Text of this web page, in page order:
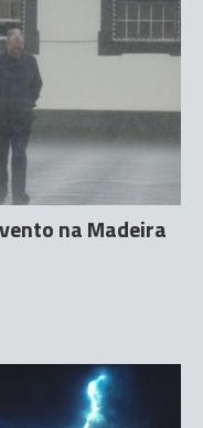
na Madeira